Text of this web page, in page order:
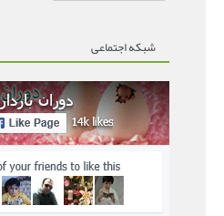
شبکه اجتماعی